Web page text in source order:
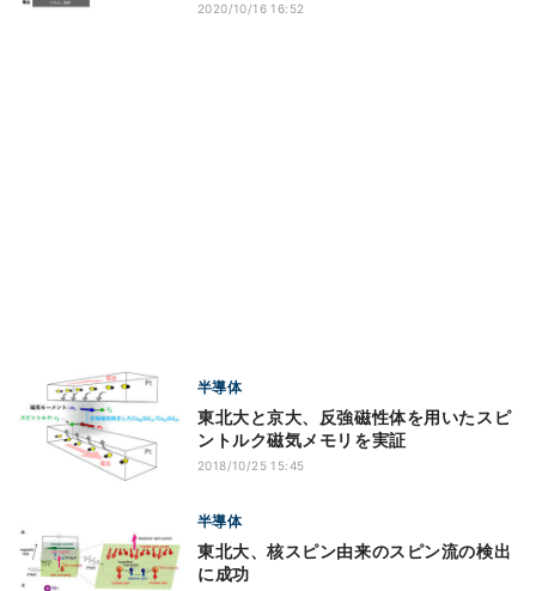
2020/10/16 16:52
半導体
東北大と京大、反強磁性体を用いたスピ
ントルク磁気メモリを実証
2018/10/25 15:45
半導体
東北大、核スピン由来のスピン流の検出
に成功